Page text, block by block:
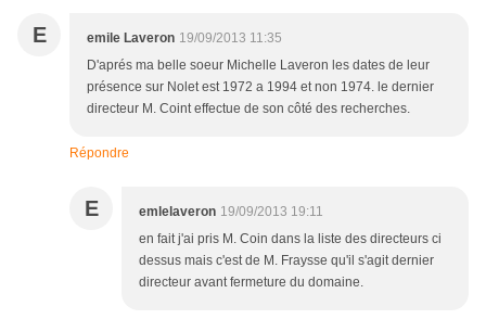
E emile Laveron 19/09/2013 11:35
D'aprés ma belle soeur Michelle Laveron les dates de leur
présence sur Nolet est 1972 a 1994 et non 1974. le dernier
directeur M. Coint effectue de son côté des recherches.
Répondre
E emlelaveron 19/09/2013 19:11
en fait j'ai pris M. Coin dans la liste des directeurs ci
dessus mais c'est de M. Fraysse qu'il s'agit dernier
directeur avant fermeture du domaine.